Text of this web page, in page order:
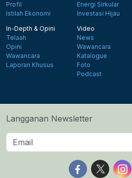
Profil
Istilah Ekonomi
Energi Sirkular
Investasi Hijau
In-Depth & Opini
Telaah
Opini
Wawancara
Laporan Khusus
Video
News
Wawancara
Katalogue
Foto
Podcast
Langganan Newsletter
Follow us